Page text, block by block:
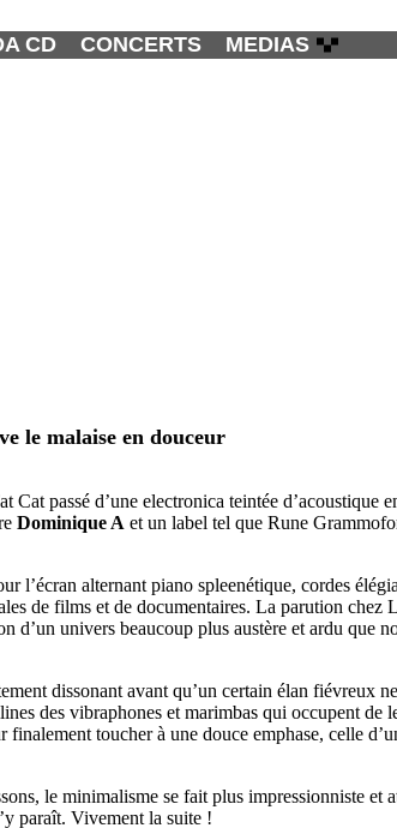
CD CONCERTS MEDIAS
le malaise en douceur
Cat passé d’une electronica teintée
Dominique A et un label tel que Rune
l’écran alternant piano spleenétique, cordes
de films et de documentaires. La parution
d’un univers beaucoup plus austère et ardu
dissonant avant qu’un certain élan fiévreux
des vibraphones et marimbas qui occupent de
toucher à une douce emphase, celle
le minimalisme se fait plus impressionniste
paraît. Vivement la suite !